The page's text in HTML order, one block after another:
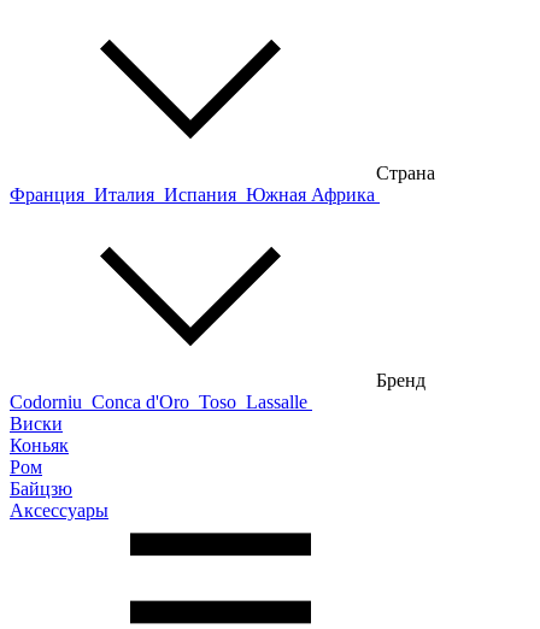
Страна
Франция Италия Испания Южная Африка
Бренд
Codorniu Conca d'Oro Toso Lassalle
Виски
Коньяк
Ром
Байцзю
Аксессуары